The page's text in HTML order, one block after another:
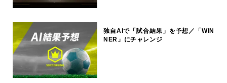
独自AIで「試合結果」を予想／「WIN
NER」にチャレンジ